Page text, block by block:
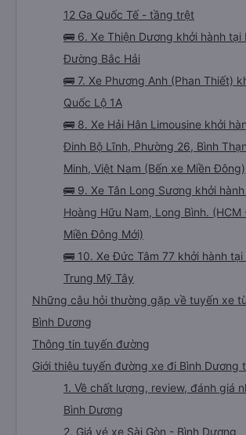
12 Ga Quốc Tế - tầng trệt
🚌 6. Xe Thiện Dương khởi hành tại
Đường Bắc Hải
🚌 7. Xe Phương Anh (Phan Thiết)
Quốc Lộ 1A
🚌 8. Xe Hải Hân Limousine khởi
Đinh Bộ Lĩnh, Phường 26, Bình
Minh, Việt Nam (Bến xe Miền Đông)
🚌 9. Xe Tân Long Sương khởi
Hoàng Hữu Nam, Long Bình. (HCM
Miền Đông Mới)
🚌 10. Xe Đức Tâm 77 khởi hành tại
Trung Mỹ Tây
Những câu hỏi thường gặp về tuyến xe
Bình Dương
Thông tin tuyến đường
Giới thiệu tuyến đường xe đi Bình Dương
1. Về chất lượng, review, đánh giá
Bình Dương
2. Giá vé xe Sài Gòn - Bình Dương